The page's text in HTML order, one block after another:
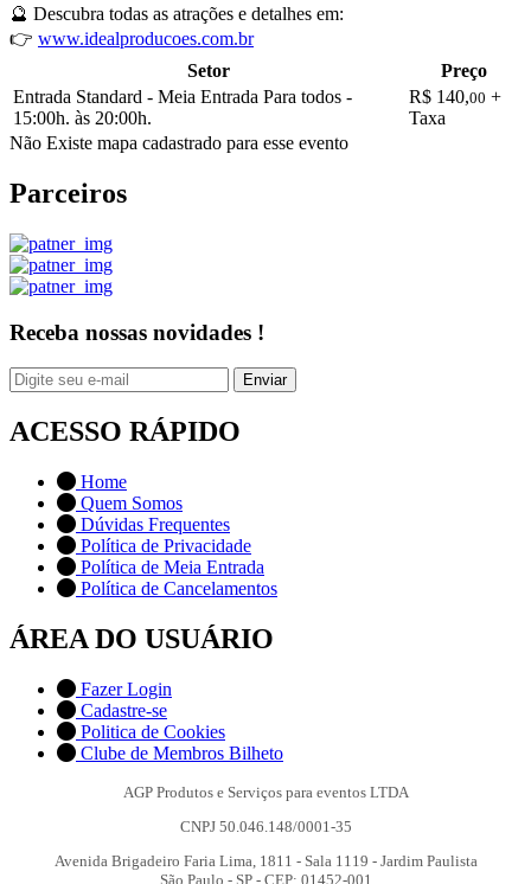
🔮 Descubra todas as atrações e detalhes em:
👉 www.idealproducoes.com.br
Setor
Preço
Entrada Standard - Meia Entrada Para todos -
15:00h. às 20:00h.
R$ 140,00 +
Taxa
Não Existe mapa cadastrado para esse evento
Parceiros
Receba nossas novidades !
Enviar
ACESSO RÁPIDO
Home
Quem Somos
Dúvidas Frequentes
Política de Privacidade
Política de Meia Entrada
Política de Cancelamentos
ÁREA DO USUÁRIO
Fazer Login
Cadastre-se
Politica de Cookies
Clube de Membros Bilheto
AGP Produtos e Serviços para eventos LTDA
CNPJ 50.046.148/0001-35
Avenida Brigadeiro Faria Lima, 1811 - Sala 1119 - Jardim Paulista
São Paulo - SP - CEP: 01452-001